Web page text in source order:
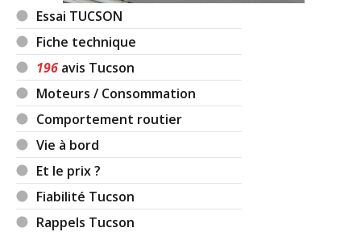
Essai TUCSON
Fiche technique
196 avis Tucson
Moteurs / Consommation
Comportement routier
Vie à bord
Et le prix ?
Fiabilité Tucson
Rappels Tucson